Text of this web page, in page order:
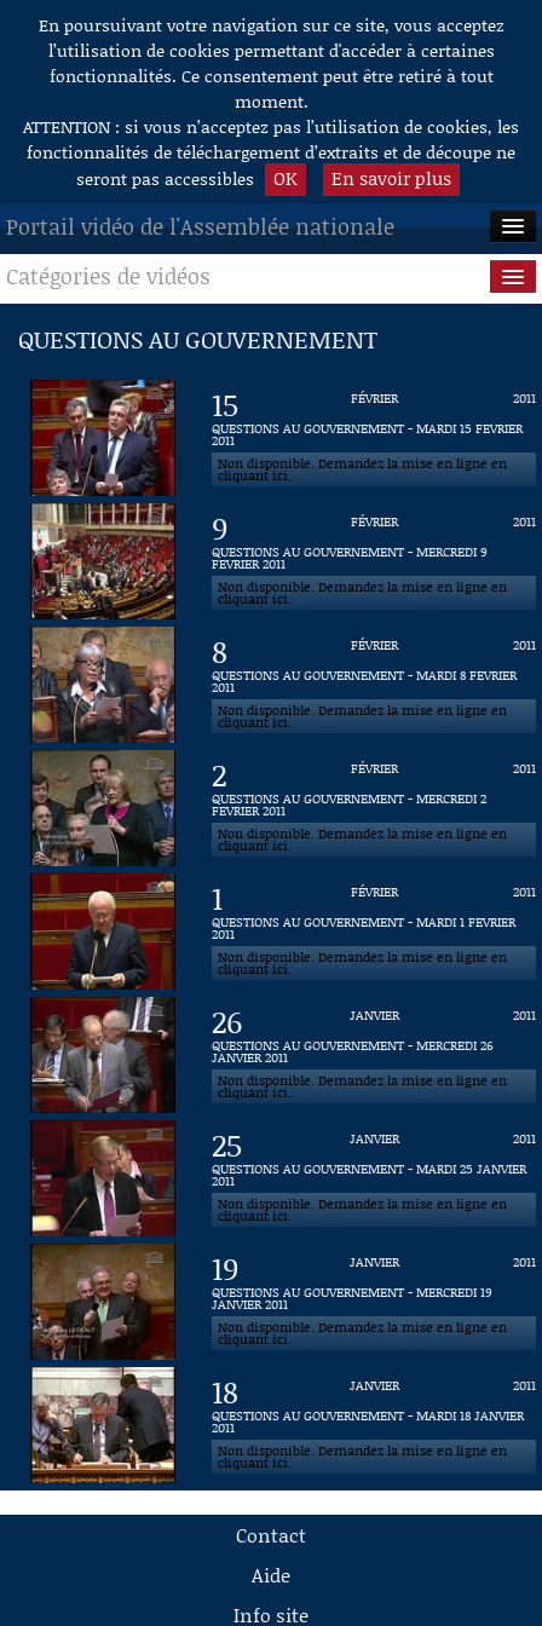
Aller au contenu
En poursuivant votre navigation sur ce site, vous acceptez
l’utilisation de cookies permettant d'accéder à certaines
fonctionnalités. Ce consentement peut être retiré à tout
moment.
ATTENTION : si vous n’acceptez pas l’utilisation de cookies, les
fonctionnalités de téléchargement d’extraits et de découpe ne
seront pas accessibles
OK En savoir plus
Portail vidéo de l'Assemblée nationale
ACCUEIL
EN DIRECT
À LA DEMANDE
RECHERCHE
AIDE À LA DÉCOUPE
DE VIDÉOS
Catégories de vidéos
Séance publique
Questions au Gouvernement
Commissions
Présidence
Évènements
Connaissance, Histoire
QUESTIONS AU GOUVERNEMENT
15 FÉVRIER
2011
QUESTIONS AU GOUVERNEMENT - MARDI 15 FEVRIER
2011
Non disponible. Demandez la mise en ligne en
cliquant ici.
9 FÉVRIER
2011
QUESTIONS AU GOUVERNEMENT - MERCREDI 9
FEVRIER 2011
Non disponible. Demandez la mise en ligne en
cliquant ici.
8 FÉVRIER
2011
QUESTIONS AU GOUVERNEMENT - MARDI 8 FEVRIER
2011
Non disponible. Demandez la mise en ligne en
cliquant ici.
2 FÉVRIER
2011
QUESTIONS AU GOUVERNEMENT - MERCREDI 2
FEVRIER 2011
Non disponible. Demandez la mise en ligne en
cliquant ici.
1 FÉVRIER
2011
QUESTIONS AU GOUVERNEMENT - MARDI 1 FEVRIER
2011
Non disponible. Demandez la mise en ligne en
cliquant ici.
26 JANVIER
2011
QUESTIONS AU GOUVERNEMENT - MERCREDI 26
JANVIER 2011
Non disponible. Demandez la mise en ligne en
cliquant ici.
25 JANVIER
2011
QUESTIONS AU GOUVERNEMENT - MARDI 25 JANVIER
2011
Non disponible. Demandez la mise en ligne en
cliquant ici.
19 JANVIER
2011
QUESTIONS AU GOUVERNEMENT - MERCREDI 19
JANVIER 2011
Non disponible. Demandez la mise en ligne en
cliquant ici.
18 JANVIER
2011
QUESTIONS AU GOUVERNEMENT - MARDI 18 JANVIER
2011
Non disponible. Demandez la mise en ligne en
cliquant ici.
Contact
Aide
Info site